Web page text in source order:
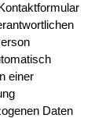
einer
Daten